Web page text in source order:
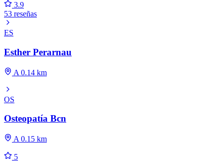
3.9
53 reseñas
ES
Esther Perarnau
A 0.14 km
OS
Osteopatía Bcn
A 0.15 km
5